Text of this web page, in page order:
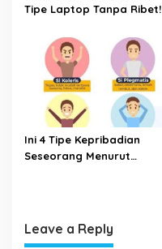
Tipe Laptop Tanpa Ribet!
Ini 4 Tipe Kepribadian
Seseorang Menurut
Leave a Reply